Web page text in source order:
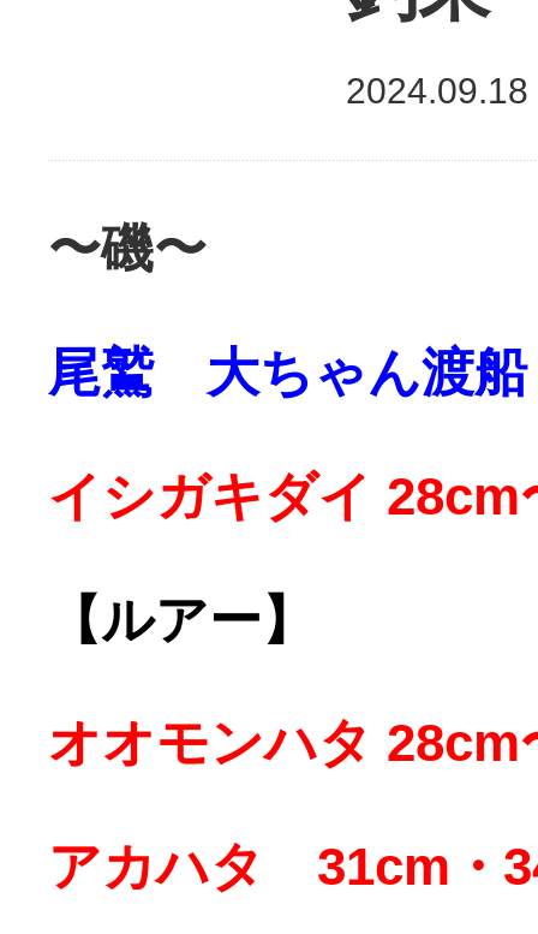
2024.09.18
〜磯〜
尾鷲 大ちゃん渡船
イシガキダイ
【ルアー】
オオモンハタ
アカハタ 31cm・